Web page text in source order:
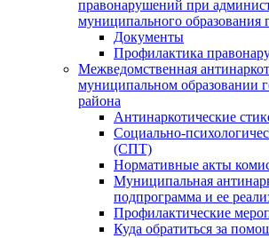
правонарушений при
муниципального образования
Документы
Профилактика
Межведомственная
муниципальном образовании
района
Антинаркотические
Социально-
(СПТ)
Нормативные акты
Муниципальная
подпрограмма и ее
Профилактические
Куда обратиться за